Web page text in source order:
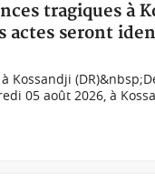
tragiques à
actes seront
Kossandji
05 août 2026, à